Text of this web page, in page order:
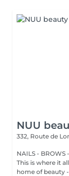
NUU
332, Route de
NAILS - BROWS
This is where it
home of beauty